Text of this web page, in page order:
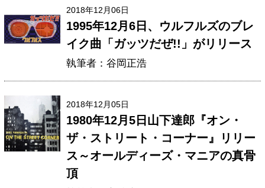
2018年12月06日
1995年12月6日、ウルフルズのブレ
イク曲「ガッツだぜ!!」がリリース
執筆者：谷岡正浩
2018年12月05日
1980年12月5日山下達郎『オン・
ザ・ストリート・コーナー』リリー
ス～オールディーズ・マニアの真骨
頂